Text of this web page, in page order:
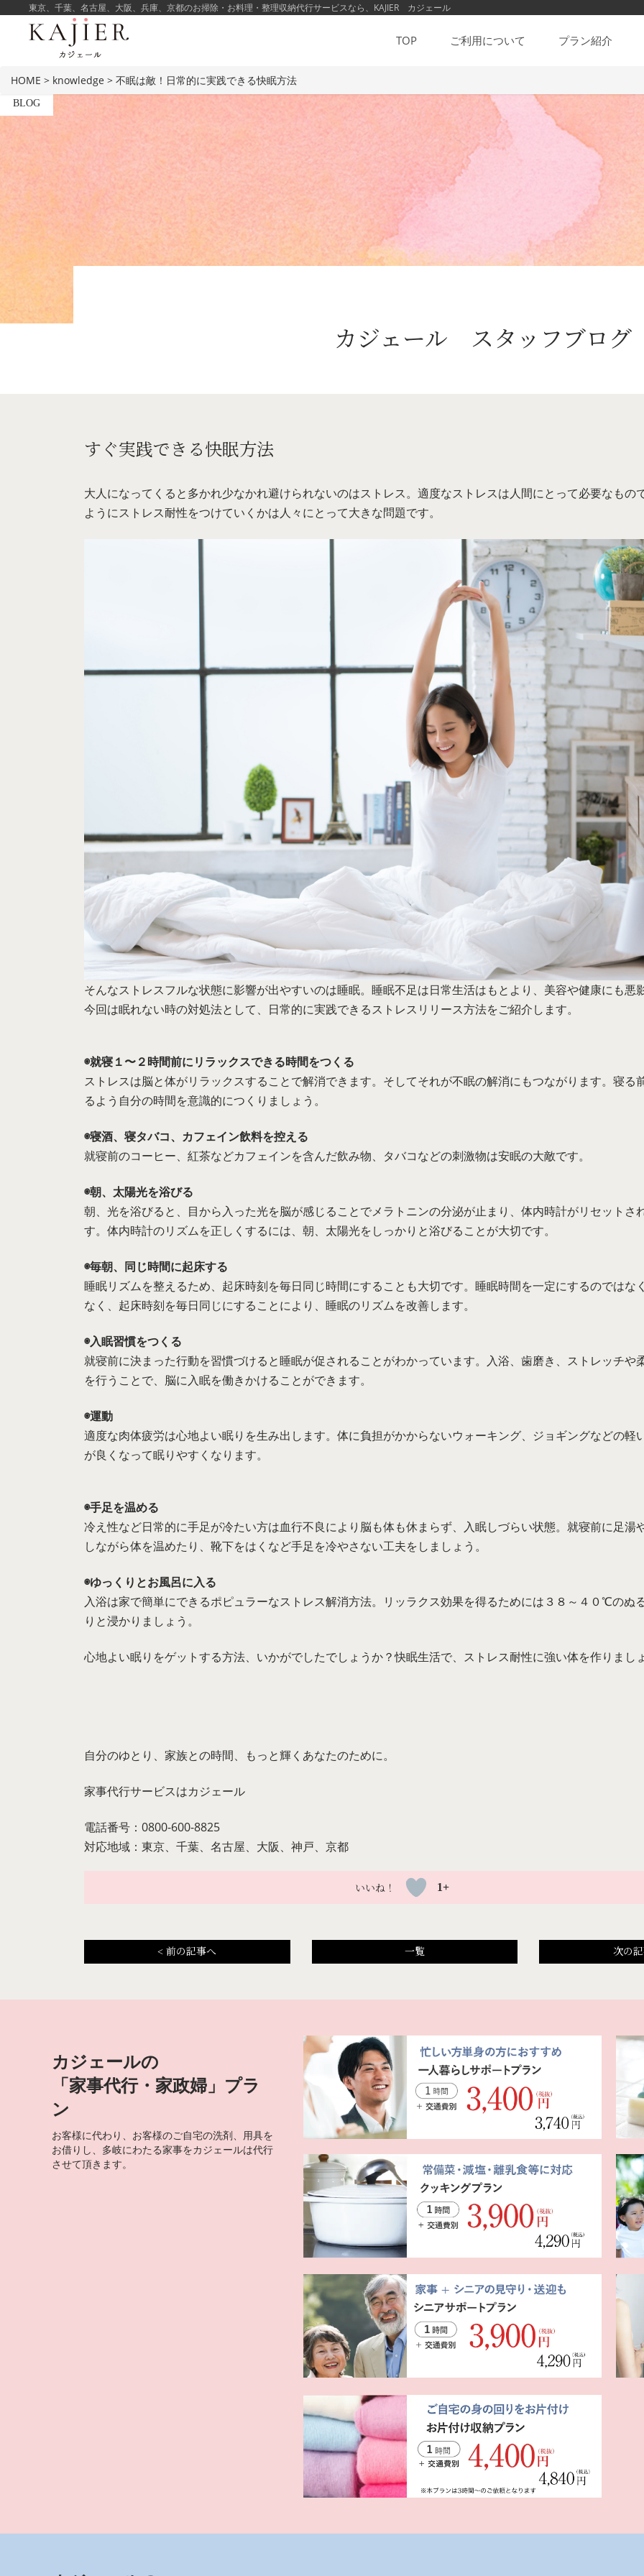
東京、千葉、名古屋、大阪、兵庫、京都のお掃除・お料理・整理収納代行サービスなら、KAJIER カジェール
TOP ご利用について プラン紹介
HOME > knowledge > 不眠は敵！日常的に実践できる快眠方法
BLOG
カジェール スタッフブログ
すぐ実践できる快眠方法
大人になってくると多かれ少なかれ避けられないのはストレス。適度なストレスは人間にとって必要なもの
ようにストレス耐性をつけていくかは人々にとって大きな問題です。
そんなストレスフルな状態に影響が出やすいのは睡眠。睡眠不足は日常生活はもとより、美容や健康にも悪
今回は眠れない時の対処法として、日常的に実践できるストレスリリース方法をご紹介します。
◉就寝１〜２時間前にリラックスできる時間をつくる
ストレスは脳と体がリラックスすることで解消できます。そしてそれが不眠の解消にもつながります。寝る
るよう自分の時間を意識的につくりましょう。
◉寝酒、寝タバコ、カフェイン飲料を控える
就寝前のコーヒー、紅茶などカフェインを含んだ飲み物、タバコなどの刺激物は安眠の大敵です。
◉朝、太陽光を浴びる
朝、光を浴びると、目から入った光を脳が感じることでメラトニンの分泌が止まり、体内時計がリセットさ
す。体内時計のリズムを正しくするには、朝、太陽光をしっかりと浴びることが大切です。
◉毎朝、同じ時間に起床する
睡眠リズムを整えるため、起床時刻を毎日同じ時間にすることも大切です。睡眠時間を一定にするのではな
なく、起床時刻を毎日同じにすることにより、睡眠のリズムを改善します。
◉入眠習慣をつくる
就寝前に決まった行動を習慣づけると睡眠が促されることがわかっています。入浴、歯磨き、ストレッチや
を行うことで、脳に入眠を働きかけることができます。
◉運動
適度な肉体疲労は心地よい眠りを生み出します。体に負担がかからないウォーキング、ジョギングなどの軽
が良くなって眠りやすくなります。
◉手足を温める
冷え性など日常的に手足が冷たい方は血行不良により脳も体も休まらず、入眠しづらい状態。就寝前に足湯
しながら体を温めたり、靴下をはくなど手足を冷やさない工夫をしましょう。
◉ゆっくりとお風呂に入る
入浴は家で簡単にできるポピュラーなストレス解消方法。リッラクス効果を得るためには３８～４０℃のぬ
りと浸かりましょう。
心地よい眠りをゲットする方法、いかがでしたでしょうか？快眠生活で、ストレス耐性に強い体を作りまし
自分のゆとり、家族との時間、もっと輝くあなたのために。
家事代行サービスはカジェール
電話番号：0800-600-8825
対応地域：東京、千葉、名古屋、大阪、神戸、京都
1+
<前の記事へ 一覧 次の
カジェールの
「家事代行・家政婦」プラ
ン
お客様に代わり、お客様のご自宅の洗剤、用具を
お借りし、多岐にわたる家事をカジェールは代行
させて頂きます。